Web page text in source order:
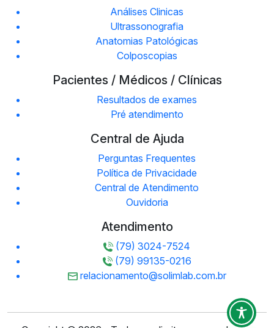
Análises Clinicas
Ultrassonografia
Anatomias Patológicas
Colposcopias
Pacientes / Médicos / Clínicas
Resultados de exames
Pré atendimento
Central de Ajuda
Perguntas Frequentes
Política de Privacidade
Central de Atendimento
Ouvidoria
Atendimento
(79) 3024-7524
(79) 99135-0216
relacionamento@solimlab.com.br